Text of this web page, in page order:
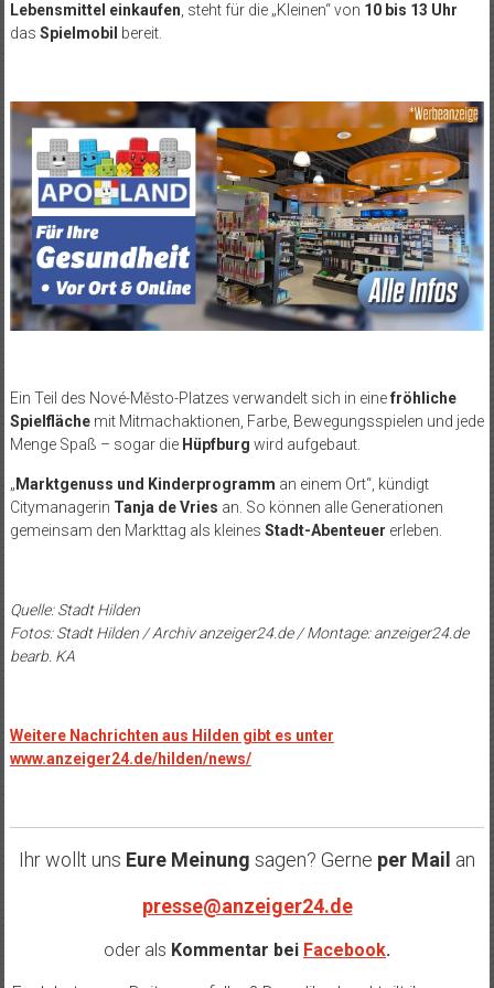
Lebensmittel einkaufen, steht für die „Kleinen“ von 10 bis 13 Uhr
das Spielmobil bereit.
Ein Teil des Nové-Město-Platzes verwandelt sich in einefröhliche
Spielflächemit Mitmachaktionen, Farbe, Bewegungsspielen und jede
Menge Spaß – sogar die Hüpfburg wird aufgebaut.
„ Marktgenuss und Kinderprogramm an einem Ort“, kündigt
Citymanagerin Tanja de Vries an. So können alle Generationen
gemeinsam den Markttag als kleines Stadt-Abenteuer erleben.
Quelle: Stadt Hilden
Fotos: Stadt Hilden / Archiv anzeiger24.de / Montage: anzeiger24.de
bearb. KA
Weitere Nachrichten aus Hilden gibt es unter
www.anzeiger24.de/hilden/news/
Ihr wollt uns Eure Meinung sagen? Gerne per Mail an
presse@anzeiger24.de
oder als Kommentar bei Facebook.